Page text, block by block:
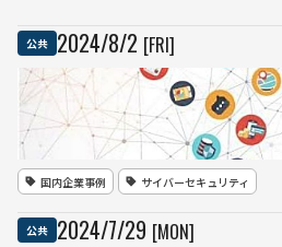
公共 2024/8/2 [FRI]
国内企業事例 サイバーセキュリティ
公共 2024/7/29 [MON]